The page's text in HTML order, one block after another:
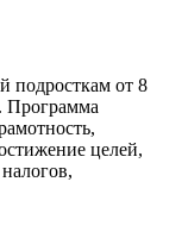
подросткам от 8
Программа
целей,